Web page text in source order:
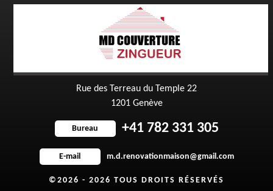
Rue des Terreau du Temple 22
1201 Genève
Bureau +41 782 331 305
E-mail m.d.renovationmaison@gmail.com
©2026 - 2026 TOUS DROITS RÉSERVÉS